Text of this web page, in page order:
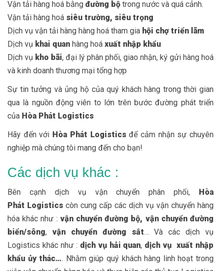
Vận tải hàng hoá bằng đường bộ trong nước và quá cảnh.
Vận tải hàng hoá siêu trường, siêu trọng
Dịch vụ vận tải hàng hàng hoá tham gia hội chợ triển lãm
Dịch vụ khai quan hàng hoá xuất nhập khẩu
Dịch vụ kho bãi, đại lý phân phối, giao nhận, ký gửi hàng hoá
và kinh doanh thương mại tổng hợp
Sự tin tưởng và ủng hộ của quý khách hàng trong thời gian
qua là nguồn động viên to lớn trên bước đường phát triển
của Hòa Phát Logistics
Hãy đến với Hòa Phát Logisticsđể cảm nhận sự chuyên
nghiệp mà chúng tôi mang đến cho bạn!
Các dịch vụ khác :
Bên cạnh dịch vụ vận chuyển phân phối, Hòa
Phát Logistics còn cung cấp các dịch vụ vận chuyển hàng
hóa khác như : vận chuyển đường bộ, vận chuyển đường
biển/sông, vận chuyển đường sắt… Và các dịch vụ
Logistics khác như : dịch vụ hải quan, dịch vụ xuất nhập
khẩu ủy thác…. Nhằm giúp quý khách hàng linh hoạt trong